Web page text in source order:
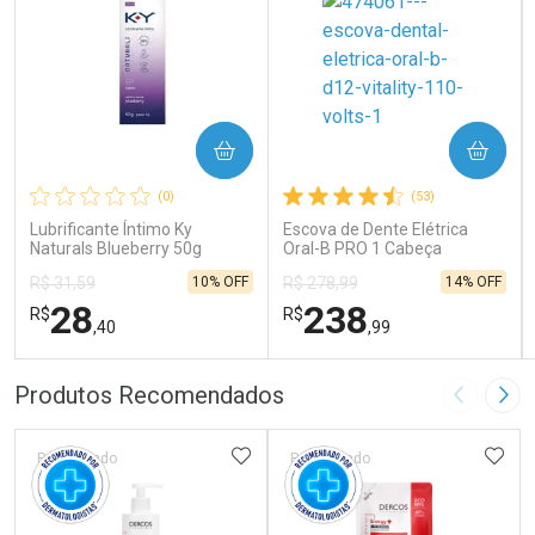
(0)
Lubrificante Íntimo Ky
Naturals Blueberry 50g
R$ 31,59
R$28,40
10% OFF
COMPRAR
FECHAR
FECHAR
Por Menos
(53)
Escova de Dente Elétrica
Oral-B PRO 1 Cabeça
Redonda Recarregável 1
Unidade
R$ 278,99
R$238,99
14% OFF
COMPRAR
Por Menos
Produtos Recomendados Imagem
Patrocinado ADICIONAR AOS FAVORITOS
Patrocinado